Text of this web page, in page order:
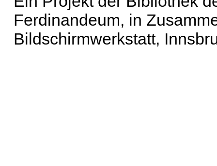
Ferdinandeum, in
Bildschirmwerkstatt,